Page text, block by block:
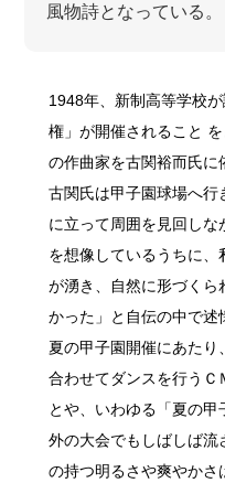
風物詩となっている。
1948年、新制高等学校
権」が開催されること
の作曲家を古関裕而氏に
古関氏は甲子園球場へ行
に立って周囲を見回し
を想像しているうちに、
が湧き、自然に形づくら
かった」と自伝の中で述
夏の甲子園開催にあたり
合わせてダンスを行うＣ
とや、いわゆる「夏の
外の大会でもしばしば流
の持つ明るさや爽やか